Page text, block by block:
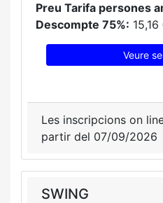
Preu Tarifa persones
Descompte 75%:
Veure
Les inscripcions on
partir del 07/09/2026
SWING